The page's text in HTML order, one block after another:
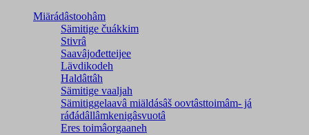
Miärádâstoohâm
Sämitige čuákkim
Stivrâ
Saavâjođetteijee
Lävdikodeh
Haldâttâh
Sämitige vaaljah
Sämitiggelaavâ miäldásâš oovtâsttoimâm- já
ráđádâllâmkenigâsvuotâ
Eres toimâorgaaneh